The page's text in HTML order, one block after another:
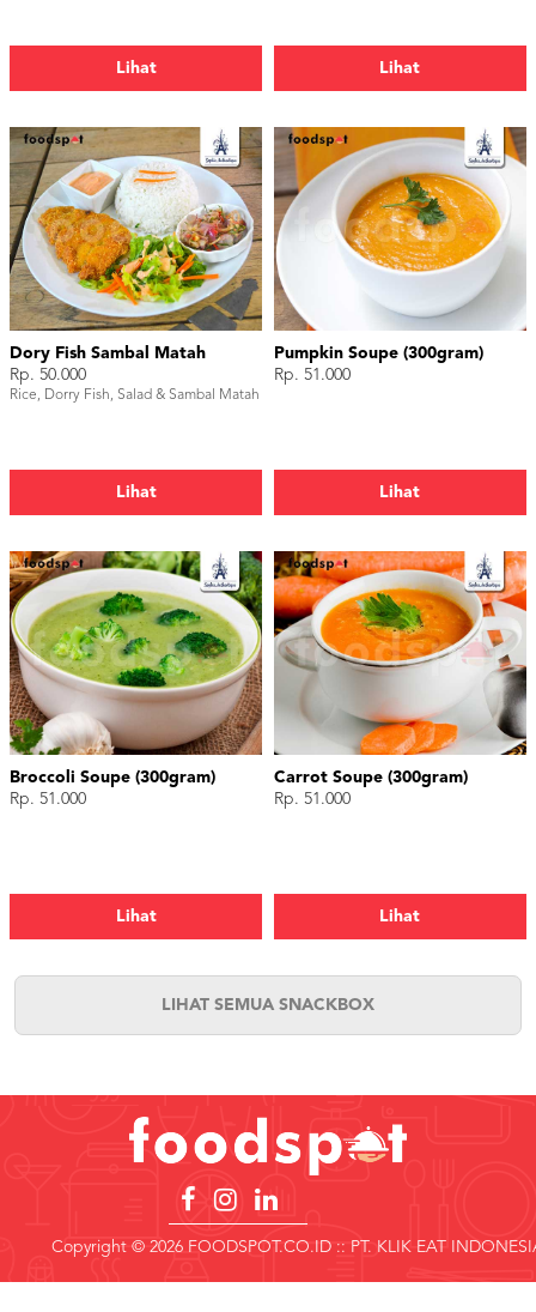
Lihat Lihat
Dory Fish Sambal Matah
Rp. 50.000
Rice, Dorry Fish, Salad & Sambal Matah
Lihat
Pumpkin Soupe (300gram)
Rp. 51.000
Lihat
Broccoli Soupe (300gram)
Rp. 51.000
Lihat
Carrot Soupe (300gram)
Rp. 51.000
Lihat
LIHAT SEMUA SNACKBOX
Copyright © 2026 FOODSPOT.CO.ID :: PT. KLIK EAT